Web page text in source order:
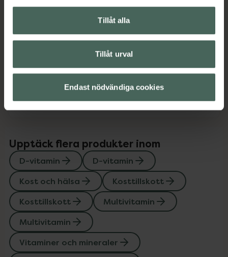
Tillåt alla
Tillåt urval
Endast nödvändiga cookies
MultivitaminVitaminer och mineraler
Vitaminer och mineraler
Instruktioner
Upptäck flera produkter inom
D-vitamin
D-vitamin
Kost och hälsa
Kosttillskott
Kosttillskott
Multivitamin
Multivitamin
Vitaminer och mineraler